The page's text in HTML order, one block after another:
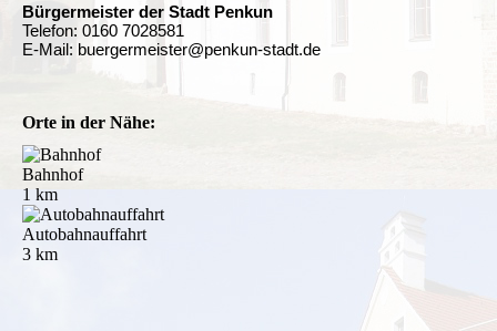
Bürgermeister der Stadt Penkun
Telefon: 0160 7028581
E-Mail: buergermeister@penkun-stadt.de
Orte in der Nähe:
Bahnhof
1 km
Autobahnauffahrt
3 km